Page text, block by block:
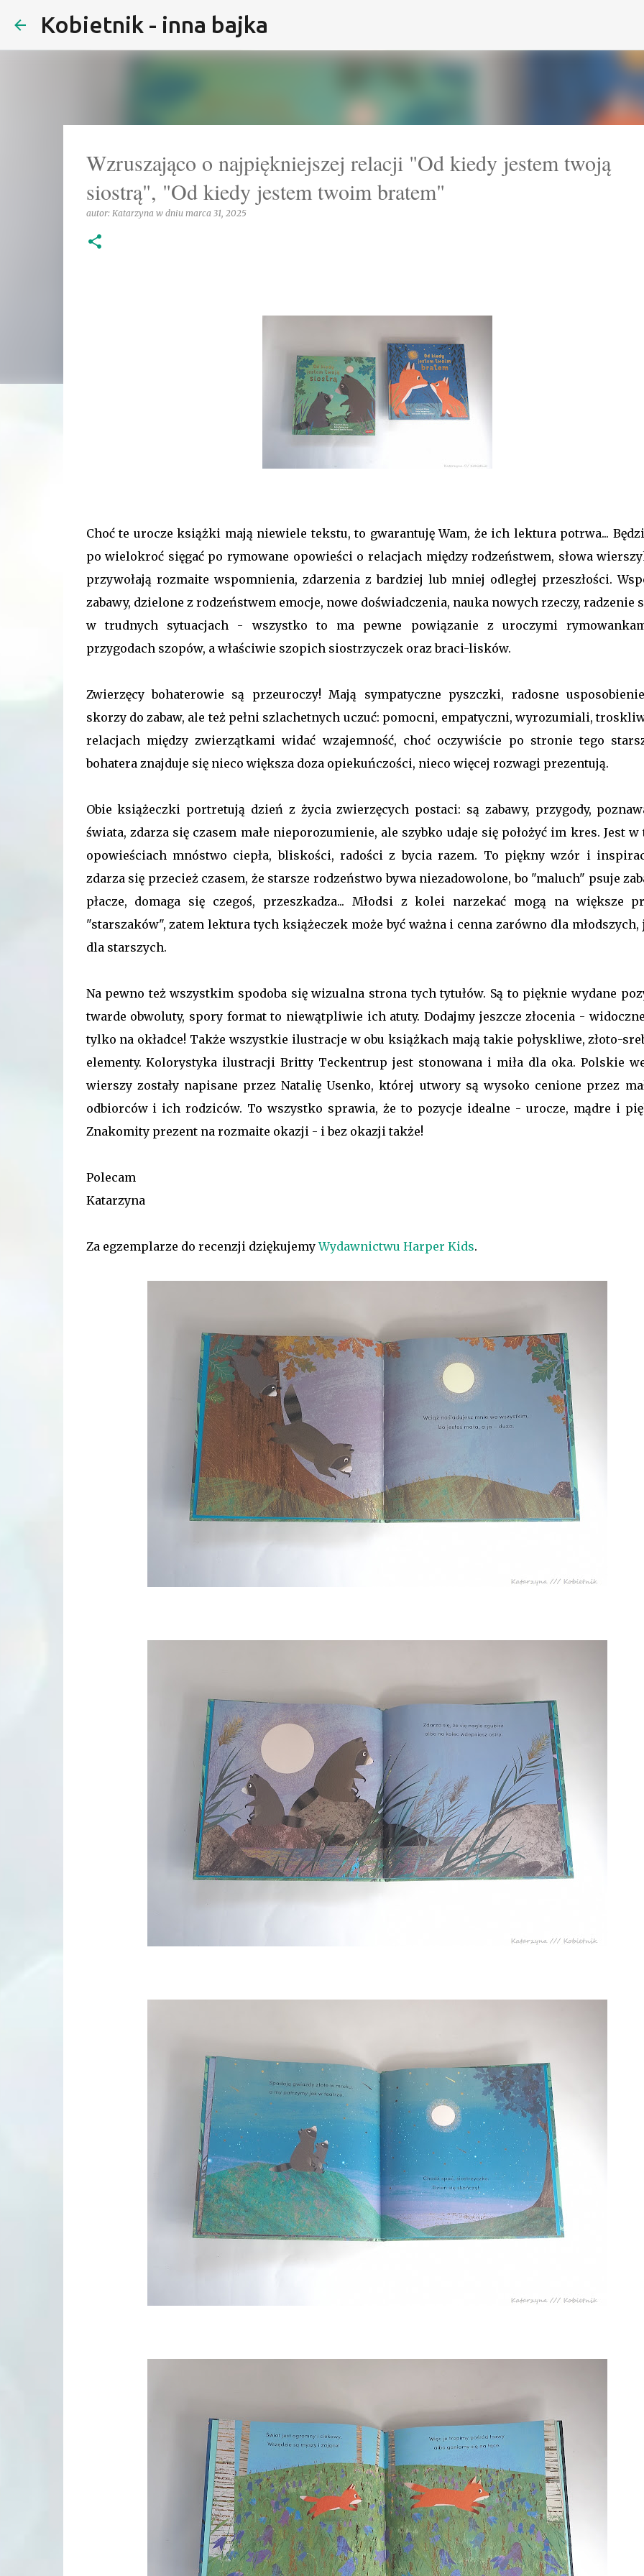
Kobietnik - inna bajka
Wzruszająco o najpiękniejszej relacji "Od kiedy jestem twoją
siostrą", "Od kiedy jestem twoim bratem"
autor: Katarzyna w dniu marca 31, 2025
Choć te urocze książki mają niewiele tekstu, to gwarantuję Wam, że ich lektura potrwa...
po wielokroć sięgać po rymowane opowieści o relacjach między rodzeństwem, słowa
przywołają rozmaite wspomnienia, zdarzenia z bardziej lub mniej odległej przeszłości.
zabawy, dzielone z rodzeństwem emocje, nowe doświadczenia, nauka nowych rzeczy, radzenie
w trudnych sytuacjach - wszystko to ma pewne powiązanie z uroczymi
przygodach szopów, a właściwie szopich siostrzyczek oraz braci-lisków.
Zwierzęcy bohaterowie są przeuroczy! Mają sympatyczne pyszczki, radosne
skorzy do zabaw, ale też pełni szlachetnych uczuć: pomocni, empatyczni, wyrozumiali,
relacjach między zwierzątkami widać wzajemność, choć oczywiście po stronie tego
bohatera znajduje się nieco większa doza opiekuńczości, nieco więcej rozwagi prezentują.
Obie książeczki portretują dzień z życia zwierzęcych postaci: są zabawy, przygody,
świata, zdarza się czasem małe nieporozumienie, ale szybko udaje się położyć im kres. Jest w
opowieściach mnóstwo ciepła, bliskości, radości z bycia razem. To piękny wzór i
zdarza się przecież czasem, że starsze rodzeństwo bywa niezadowolone, bo "maluch" psuje
płacze, domaga się czegoś, przeszkadza... Młodsi z kolei narzekać mogą na większe
"starszaków", zatem lektura tych książeczek może być ważna i cenna zarówno dla młodszych,
dla starszych.
Na pewno też wszystkim spodoba się wizualna strona tych tytułów. Są to pięknie wydane
twarde obwoluty, spory format to niewątpliwie ich atuty. Dodajmy jeszcze złocenia -
tylko na okładce! Także wszystkie ilustracje w obu książkach mają takie połyskliwe, złoto-
elementy. Kolorystyka ilustracji Britty Teckentrup jest stonowana i miła dla oka. Polskie
wierszy zostały napisane przez Natalię Usenko, której utwory są wysoko cenione przez
odbiorców i ich rodziców. To wszystko sprawia, że to pozycje idealne - urocze, mądre i
Znakomity prezent na rozmaite okazji - i bez okazji także!
Polecam
Katarzyna
Za egzemplarze do recenzji dziękujemyWydawnictwu Harper Kids.